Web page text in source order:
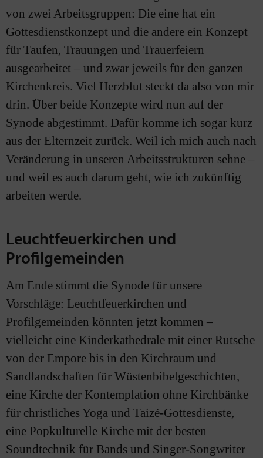
von zwei Arbeitsgruppen: Die eine hat ein
Gottesdienstkonzept und die andere ein Konzept
für Taufen, Trauungen und Trauerfeiern
ausgearbeitet – und zwar jeweils für den ganzen
Kirchenkreis. Viel Herzblut steckt da also von mir
drin. Über beide Konzepte wird nun auf der
Synode abgestimmt. Dafür komme ich sogar kurz
aus der Elternzeit zurück. Weil ich mich auch nach
Veränderung in unseren Arbeitsstrukturen sehne –
und weil es auch darum geht, wie ich zukünftig
arbeiten werde.
Leuchtfeuerkirchen und
Profilgemeinden
Am Ende stimmt die Synode für unsere
Vorschläge: Leuchtfeuerkirchen und
Profilgemeinden könnten jetzt kommen –
vielleicht eine Kinderkathedrale mit einer Rutsche
von der Empore bis in den Kirchraum und
Sandlandschaften für Wüstenbibelgeschichten,
eine Kirche der Kontemplation ohne Kirchbänke
für christliches Yoga und Taizé-Gottesdienste,
eine Popkulturelle Kirche mit der besten
Soundtechnik für Bands und Singer-Songwriter